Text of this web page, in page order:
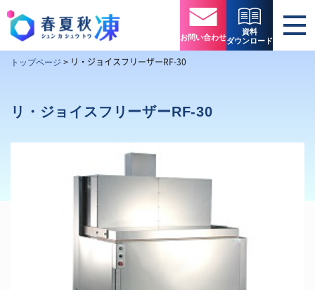
お問い合わせ
資料
ダウンロード
トップページ > リ・ジョイスフリーザーRF-30
リ・ジョイスフリーザーRF-30